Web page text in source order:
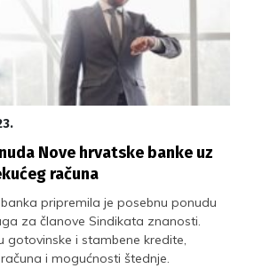
Nove hrvatske banke uz
računa
pripremila je posebnu ponudu
za članove Sindikata znanosti.
gotovinske i stambene kredite,
i mogućnosti štednje.